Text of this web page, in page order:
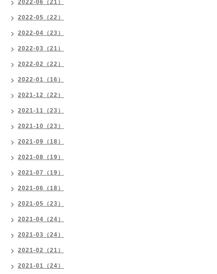
2022-06（21）
2022-05（22）
2022-04（23）
2022-03（21）
2022-02（22）
2022-01（16）
2021-12（22）
2021-11（23）
2021-10（23）
2021-09（18）
2021-08（19）
2021-07（19）
2021-06（18）
2021-05（23）
2021-04（24）
2021-03（24）
2021-02（21）
2021-01（24）